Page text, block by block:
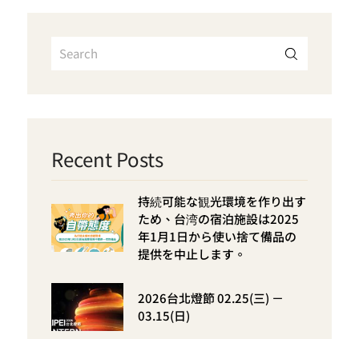
Recent Posts
持続可能な観光環境を作り出す
ため、台湾の宿泊施設は2025
年1月1日から使い捨て備品の
提供を中止します。
2026台北燈節 02.25(三) －
03.15(日)